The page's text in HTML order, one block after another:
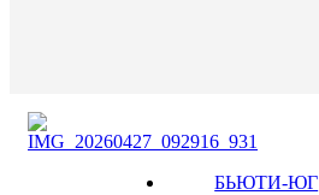
БЬЮТИ-ЮГ